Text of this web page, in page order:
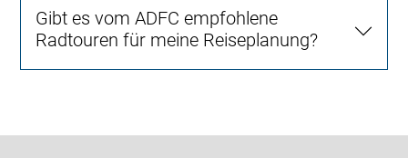
Gibt es vom ADFC empfohlene
Radtouren für meine Reiseplanung?